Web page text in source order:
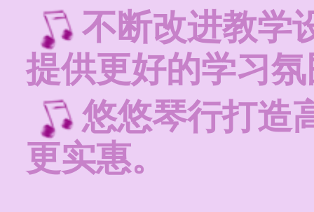
不断改进教学
提供更好的学习
悠悠琴行打造
更实惠。